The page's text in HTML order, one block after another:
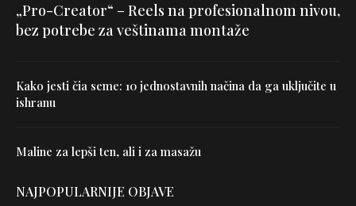
„Pro-Creator“ – Reels na profesionalnom nivou,
bez potrebe za veštinama montaže
Kako jesti čia seme: 10 jednostavnih načina da ga uključite u
ishranu
Maline za lepši ten, ali i za masažu
NAJPOPULARNIJE OBJAVE